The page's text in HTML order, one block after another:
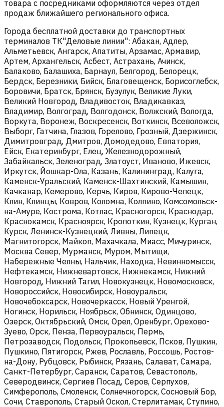
товара с посредниками оформляются через отдел
продаж ближайшего регионального офиса.
Города бесплатной доставки до транспортных
терминалов ТК"Деловые линии": Абакан, Адлер,
Альметьевск, Ангарск, Апатиты, Арзамас, Армавир,
Артем, Архангельск, Асбест, Астрахань, Ачинск,
Балаково, Балашиха, Барнаул, Белгород, Белорецк,
Бердск, Березники, Бийск, Благовещенск, Борисоглебск,
Боровичи, Братск, Брянск, Бузулук, Великие Луки,
Великий Новгород, Владивосток, Владикавказ,
Владимир, Волгоград, Волгодонск, Волжский, Вологда,
Воркута, Воронеж, Воскресенск, Воткинск, Всеволожск,
Выборг, Гатчина, Глазов, Горелово, Грозный, Дзержинск,
Димитровград, Дмитров, Домодедово, Евпатория,
Ейск, Екатеринбург, Елец, Железнодорожный,
Забайкальск, Зеленоград, Златоуст, Иваново, Ижевск,
Иркутск, Йошкар-Ола, Казань, Калининград, Калуга,
Каменск-Уральский, Каменск-Шахтинский, Камышин,
Качканар, Кемерово, Керчь, Киров, Кирово-Чепецк,
Клин, Клинцы, Ковров, Коломна, Колпино, Комсомольск-
на-Амуре, Кострома, Котлас, Красногорск, Краснодар,
Краснокамск, Красноярск, Кропоткин, Кузнецк, Курган,
Курск, Ленинск-Кузнецкий, Ливны, Липецк,
Магнитогорск, Майкоп, Махачкала, Миасс, Мичуринск,
Москва Север, Мурманск, Муром, Мытищи,
Набережные Челны, Нальчик, Находка, Невинномысск,
Нефтекамск, Нижневартовск, Нижнекамск, Нижний
Новгород, Нижний Тагил, Новокузнецк, Новомосковск,
Новороссийск, Новосибирск, Новоуральск,
Новочебоксарск, Новочеркасск, Новый Уренгой,
Ногинск, Норильск, Ноябрьск, Обнинск, Одинцово,
Озерск, Октябрьский, Омск, Орел, Оренбург, Орехово-
Зуево, Орск, Пенза, Первоуральск, Пермь,
Петрозаводск, Подольск, Прокопьевск, Псков, Пушкин,
Пушкино, Пятигорск, Ржев, Рославль, Россошь, Ростов-
на-Дону, Рубцовск, Рыбинск, Рязань, Салават, Самара,
Санкт-Петербург, Саранск, Саратов, Севастополь,
Северодвинск, Сергиев Посад, Серов, Серпухов,
Симферополь, Смоленск, Солнечногорск, Сосновый Бор,
Сочи, Ставрополь, Старый Оскол, Стерлитамак, Ступино,